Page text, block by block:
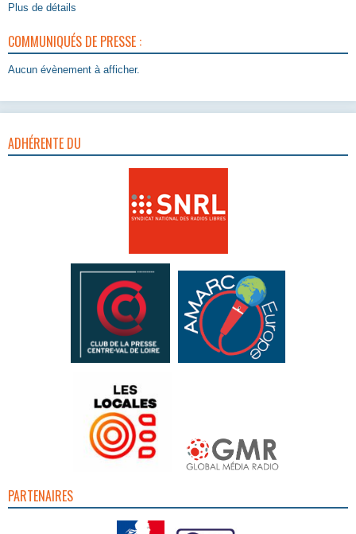
Plus de détails
COMMUNIQUÉS DE PRESSE :
Aucun évènement à afficher.
ADHÉRENTE DU
PARTENAIRES